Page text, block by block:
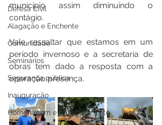
Defesa Civil
Alagação e Enchente
Comunidade
Seminários
Segurança pública
Inauguração
Homenagem e Agradecimento
município assim diminuindo o
contágio.
Vale ressaltar que estamos em um
período invernoso e a secretaria de
obras tem dado a resposta com a
operação presença.